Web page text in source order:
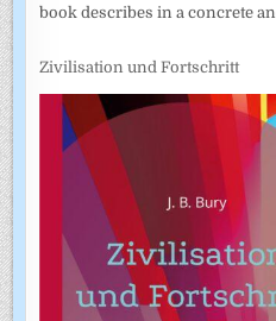
book describes in a concrete
Zivilisation und Fortschritt